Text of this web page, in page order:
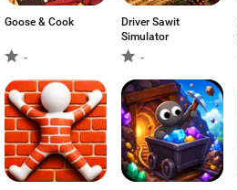
Goose & Cook
-
Driver Sawit
Simulator
-